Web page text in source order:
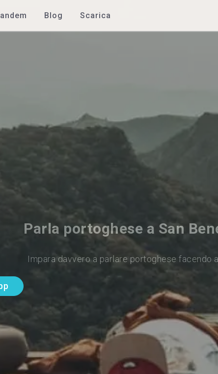
Blog Scarica
Parla portoghese a San
Impara davvero a parlare portoghese facendo